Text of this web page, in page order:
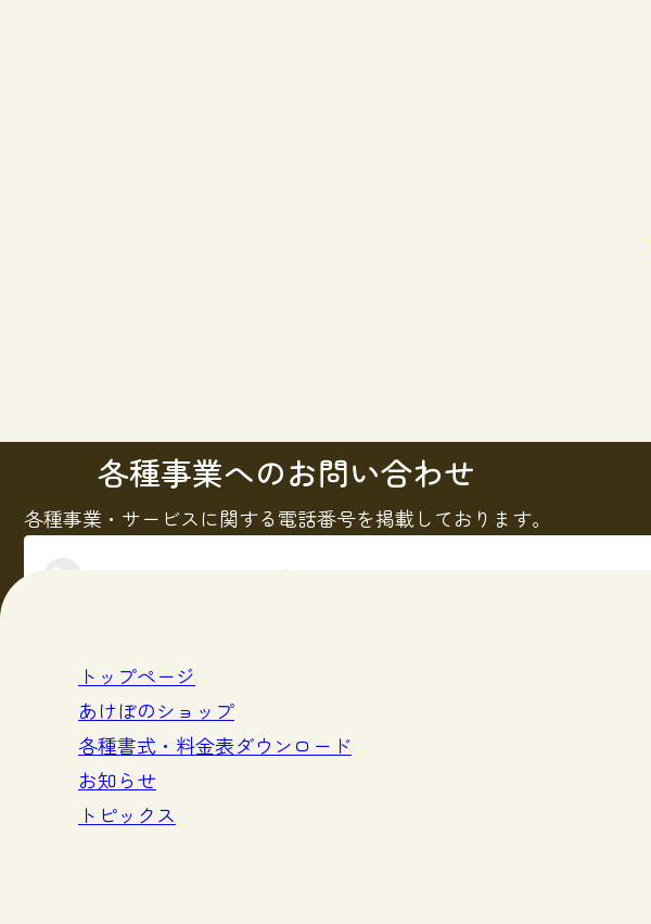
各種事業へのお問い合わせ
各種事業・サービスに関する電話番号を掲載しております。
電話問い合わせ先一覧
トップページ
あけぼのショップ
各種書式・料金表ダウンロード
お知らせ
トピックス